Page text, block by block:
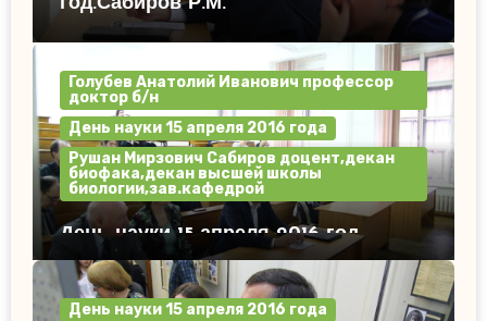
Голубев Анатолий Иванович профессор
доктор б/н
День науки 15 апреля 2016 года
Рушан Мирзович Сабиров доцент,декан
биофака,декан высшей школы
биологии,зав.кафедрой
День науки 15 апреля 2016 год.
День науки 15 апреля 2016 года